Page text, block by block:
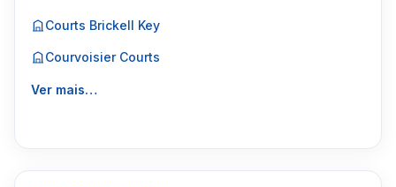
Courts Brickell Key
Courvoisier Courts
Ver mais…